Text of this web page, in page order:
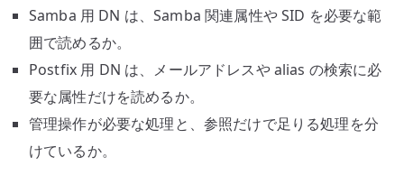
Samba 用 DN は、Samba 関連属性や SID を必要な範
囲で読めるか。
Postfix 用 DN は、メールアドレスや alias の検索に必
要な属性だけを読めるか。
管理操作が必要な処理と、参照だけで足りる処理を分
けているか。